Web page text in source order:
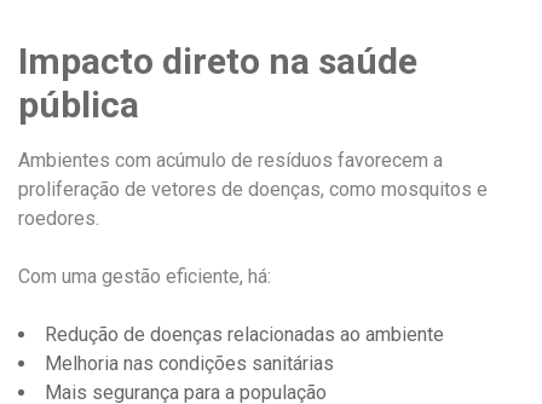
Impacto direto na saúde
pública
Ambientes com acúmulo de resíduos favorecem a
proliferação de vetores de doenças, como mosquitos e
roedores.
Com uma gestão eficiente, há:
Redução de doenças relacionadas ao ambiente
Melhoria nas condições sanitárias
Mais segurança para a população